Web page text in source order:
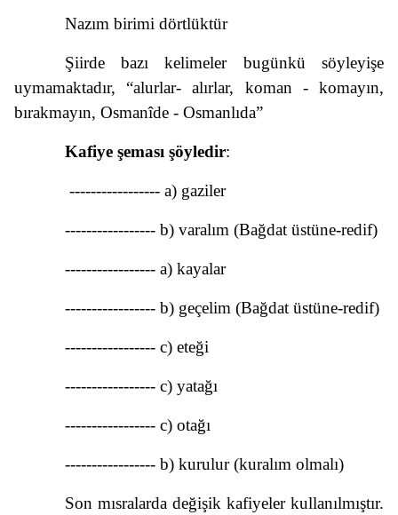
Nazım birimi dörtlüktür
Şiirde bazı kelimeler bugünkü söyleyişe
uymamaktadır, “alurlar- alırlar, koman - komayın,
bırakmayın, Osmanîde - Osmanlıda”
Kafiye şeması şöyledir:
----------------- a) gaziler
----------------- b) varalım (Bağdat üstüne-redif)
----------------- a) kayalar
----------------- b) geçelim (Bağdat üstüne-redif)
----------------- c) eteği
----------------- c) yatağı
----------------- c) otağı
----------------- b) kurulur (kuralım olmalı)
Son mısralarda değişik kafiyeler kullanılmıştır.